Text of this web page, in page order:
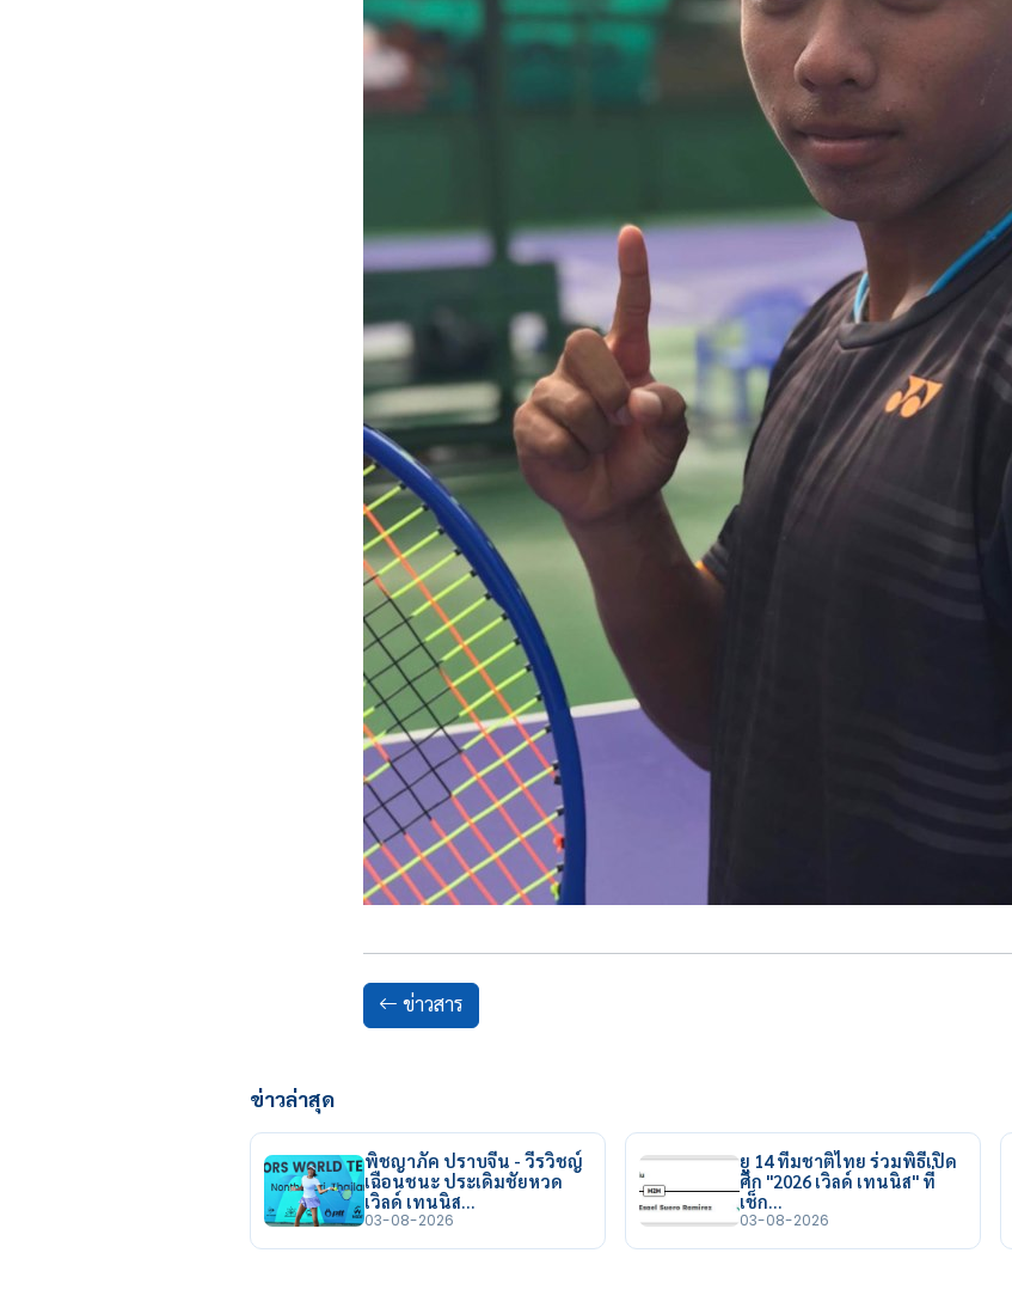
ข่าวสาร
ข่าวล่าสุด
พิชญาภัค ปราบจีน - วีรวิชญ์
เฉือนชนะ ประเดิมชัยหวด
เวิลด์ เทนนิส…
03-08-2026
ยู 14 ทีมชาติไทย ร่วมพิธีเปิด
ศึก "2026 เวิลด์ เทนนิส" ที่
เช็ก…
03-08-2026